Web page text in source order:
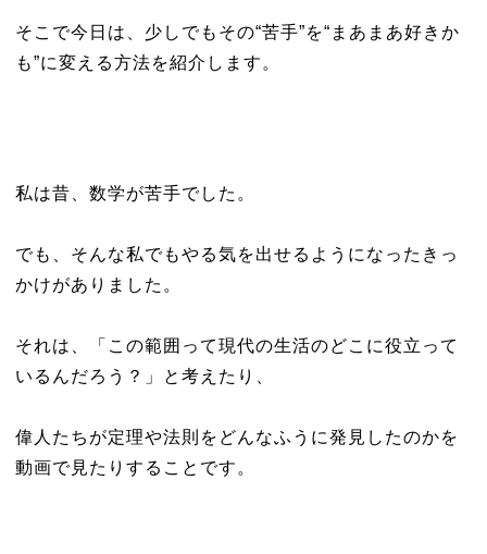
そこで今日は、少しでもその“苦手”を“まあまあ好きか
も”に変える方法を紹介します。
私は昔、数学が苦手でした。
でも、そんな私でもやる気を出せるようになったきっ
かけがありました。
それは、「この範囲って現代の生活のどこに役立って
いるんだろう？」と考えたり、
偉人たちが定理や法則をどんなふうに発見したのかを
動画で見たりすることです。